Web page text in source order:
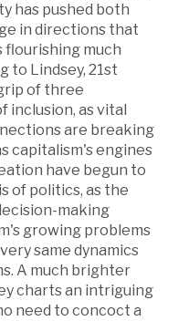
has pushed both
in directions that
flourishing much
to Lindsey, 21st
of three
inclusion, as vital
are breaking
capitalism's engines
have begun to
of politics, as the
making
growing problems
same dynamics
A much brighter
charts an intriguing
need to concoct a